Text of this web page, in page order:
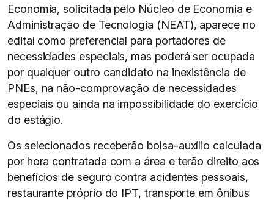
Economia, solicitada pelo Núcleo de Economia e
Administração de Tecnologia (NEAT), aparece no
edital como preferencial para portadores de
necessidades especiais, mas poderá ser ocupada
por qualquer outro candidato na inexistência de
PNEs, na não-comprovação de necessidades
especiais ou ainda na impossibilidade do exercício
do estágio.
Os selecionados receberão bolsa-auxílio calculada
por hora contratada com a área e terão direito aos
benefícios de seguro contra acidentes pessoais,
restaurante próprio do IPT, transporte em ônibus